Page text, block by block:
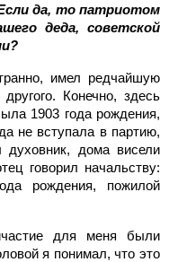
да, то патриотом
деда, советской
имел редчайшую
Конечно, здесь
1903 года рождения,
не вступала в партию,
дома висели
говорил начальству:
рождения, пожилой
для меня были
я понимал, что это